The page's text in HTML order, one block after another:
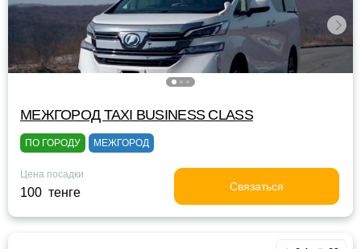
МЕЖГОРОД TAXI BUSINESS CLASS
ПО ГОРОДУ МЕЖГОРОД
Цена посадки
100 тенге Связаться